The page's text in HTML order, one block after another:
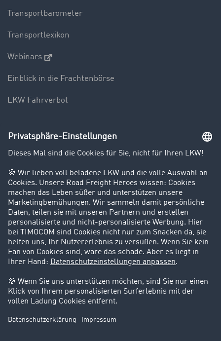
Transportbarometer
Transportlexikon
Webinars
Einblick in die Frachtenbörse
LKW Fahrverbot
Unternehmen
Kunden werben Kunden
Success Stories
Karriere
Support
Kontakt
Rechtliches
Impressum
AGB